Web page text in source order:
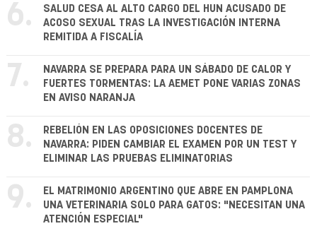
6.
SALUD CESA AL ALTO CARGO DEL HUN ACUSADO DE
ACOSO SEXUAL TRAS LA INVESTIGACIÓN INTERNA
REMITIDA A FISCALÍA
7.
NAVARRA SE PREPARA PARA UN SÁBADO DE CALOR Y
FUERTES TORMENTAS: LA AEMET PONE VARIAS ZONAS
EN AVISO NARANJA
8.
REBELIÓN EN LAS OPOSICIONES DOCENTES DE
NAVARRA: PIDEN CAMBIAR EL EXAMEN POR UN TEST Y
ELIMINAR LAS PRUEBAS ELIMINATORIAS
9.
EL MATRIMONIO ARGENTINO QUE ABRE EN PAMPLONA
UNA VETERINARIA SOLO PARA GATOS: "NECESITAN UNA
ATENCIÓN ESPECIAL"